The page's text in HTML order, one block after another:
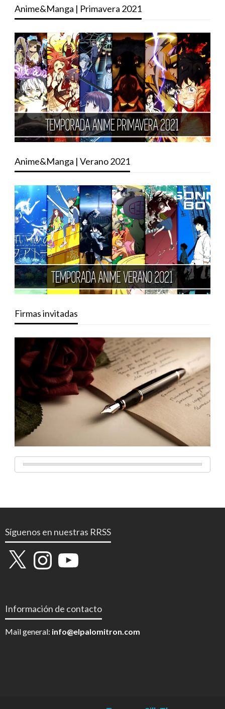
Anime&Manga | Primavera 2021
Anime&Manga | Verano 2021
Firmas invitadas
Síguenos en nuestras RRSS
X InstagramYouTube
Información de contacto
Mail general: info@elpalomitron.com